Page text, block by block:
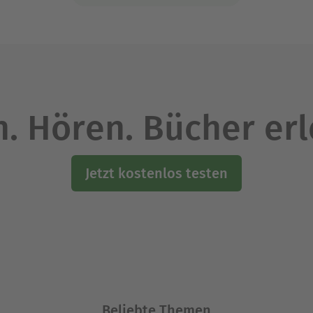
Hören. Bücher
Jetzt kostenlos testen